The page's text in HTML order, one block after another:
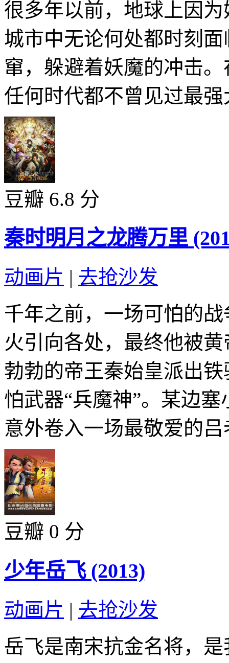
很多年以前，地球上因
城市中无论何处都时刻
窜，躲避着妖魔的冲击
任何时代都不曾见过最
豆瓣 6.8 分
秦时明月之龙腾万里
动画片 | 去抢沙发
千年之前，一场可怕的
火引向各处，最终他被
勃勃的帝王秦始皇派出
怕武器“兵魔神”。某边
意外卷入一场最敬爱的吕
豆瓣 0 分
少年岳飞 (2013)
动画片 | 去抢沙发
岳飞是南宋抗金名将，